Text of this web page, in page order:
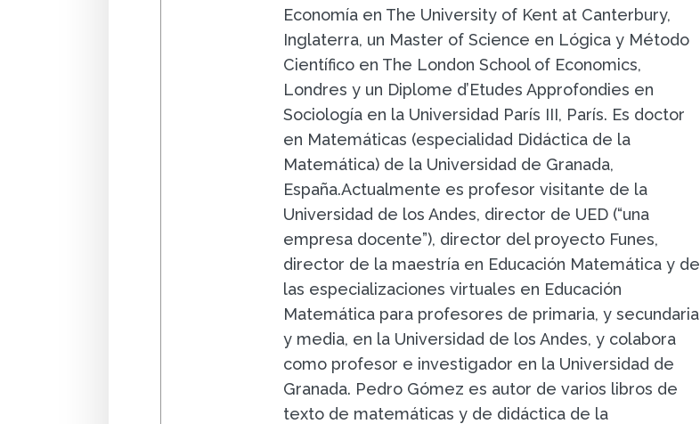
Economía en The University of Kent at Canterbury,
Inglaterra, un Master of Science en Lógica y Método
Científico en The London School of Economics,
Londres y un Diplome d’Etudes Approfondies en
Sociología en la Universidad París III, París. Es doctor
en Matemáticas (especialidad Didáctica de la
Matemática) de la Universidad de Granada,
España.Actualmente es profesor visitante de la
Universidad de los Andes, director de UED (“una
empresa docente”), director del proyecto Funes,
director de la maestría en Educación Matemática y de
las especializaciones virtuales en Educación
Matemática para profesores de primaria, y secundaria
y media, en la Universidad de los Andes, y colabora
como profesor e investigador en la Universidad de
Granada. Pedro Gómez es autor de varios libros de
texto de matemáticas y de didáctica de la